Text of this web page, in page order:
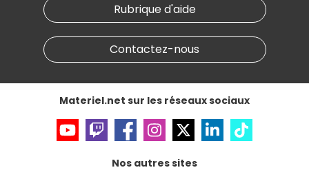
Materiel.net recrute
Notre programme d'affiliation
Conditions générales de vente
Informations légales
Données personnelles
Accessibilité : non conforme
Rubrique d'aide
Contactez-nous
Materiel.net sur les réseaux sociaux
Nos autres sites